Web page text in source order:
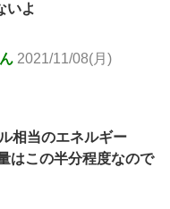
いよ
2021/11/08(月)
相当のエネルギー
はこの半分程度なので